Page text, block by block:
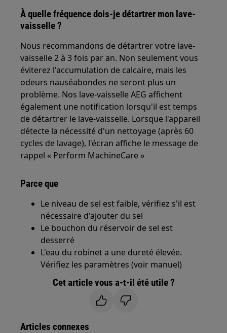
À quelle fréquence dois-je détartrer mon lave-
vaisselle ?
Nous recommandons de détartrer votre lave-
vaisselle 2 à 3 fois par an. Non seulement vous
éviterez l'accumulation de calcaire, mais les
odeurs nauséabondes ne seront plus un
problème. Nos lave-vaisselle AEG affichent
également une notification lorsqu'il est temps
de détartrer le lave-vaisselle. Lorsque l'appareil
détecte la nécessité d'un nettoyage (après 60
cycles de lavage), l'écran affiche le message de
rappel « Perform MachineCare »
Parce que
Le niveau de sel est faible, vérifiez s'il est
nécessaire d'ajouter du sel
Le bouchon du réservoir de sel est
desserré
L'eau du robinet a une dureté élevée.
Vérifiez les paramètres (voir manuel)
Cet article vous a-t-il été utile ?
Articles connexes